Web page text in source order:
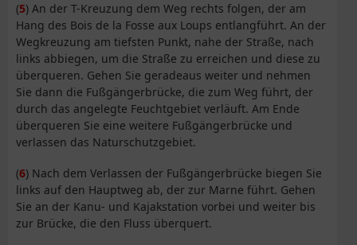
(5) An der T-Kreuzung dem Weg rechts folgen, der am
Hang des Bois de la Fosse aux Loups entlangführt. An der
Wegkreuzung am tiefsten Punkt, nahe der Straße, nach
links abbiegen, um die Straße zu erreichen und diese zu
überqueren. Gehen Sie geradeaus weiter und nehmen
Sie dann die Fußgängerbrücke, die zum Weg führt, der
durch das angelegte Feuchtgebiet verläuft. Am Ende
überqueren Sie eine weitere Fußgängerbrücke und
verlassen das Naturschutzgebiet.
(6) Nach dem Verlassen der Fußgängerbrücke biegen Sie
links auf den Hauptweg ab, der zur Marne führt. Gehen
Sie an der Kanu- und Kajakstation vorbei und weiter bis
zur Brücke, die den Fluss überquert.